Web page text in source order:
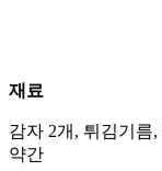
재료
감자 2개, 튀김기름
약간